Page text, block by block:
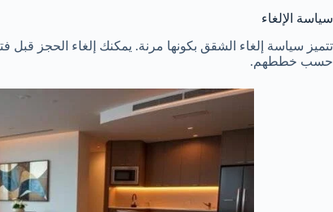
سياسة الإلغاء
تتميز سياسة إلغاء الشقق بكونها مرنة. يمكنك إلغاء الحجز
حسب خططهم.